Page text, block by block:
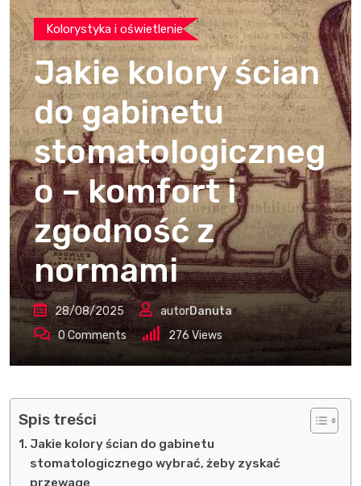
Kolorystyka i oświetlenie
Jakie kolory ścian
do gabinetu
stomatologiczneg
o – komfort i
zgodność z
normami
28/08/2025 autorDanuta
0 Comments 276 Views
Spis treści
Jakie kolory ścian do gabinetu
stomatologicznego wybrać, żeby zyskać
przewagę